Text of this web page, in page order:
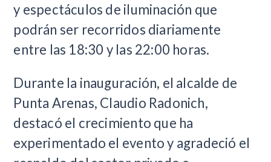
y espectáculos de iluminación que
podrán ser recorridos diariamente
entre las 18:30 y las 22:00 horas.
Durante la inauguración, el alcalde de
Punta Arenas, Claudio Radonich,
destacó el crecimiento que ha
experimentado el evento y agradeció el